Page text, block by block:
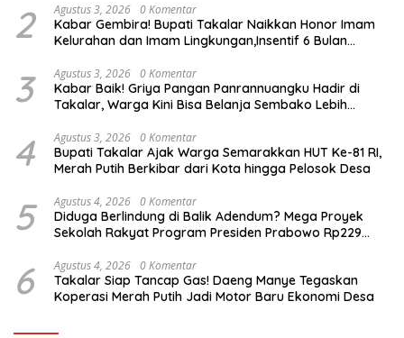
2 Agustus 3, 2026 0 Komentar
Kabar Gembira! Bupati Takalar Naikkan Honor Imam
Kelurahan dan Imam Lingkungan,Insentif 6 Bulan
3 Agustus 3, 2026 0 Komentar
Kabar Baik! Griya Pangan Panrannuangku Hadir di
Takalar, Warga Kini Bisa Belanja Sembako Lebih
4 Agustus 3, 2026 0 Komentar
Bupati Takalar Ajak Warga Semarakkan HUT Ke-81 RI,
Merah Putih Berkibar dari Kota hingga Pelosok Desa
5 Agustus 4, 2026 0 Komentar
Diduga Berlindung di Balik Adendum? Mega Proyek
Sekolah Rakyat Program Presiden Prabowo Rp229
6 Agustus 4, 2026 0 Komentar
Takalar Siap Tancap Gas! Daeng Manye Tegaskan
Koperasi Merah Putih Jadi Motor Baru Ekonomi Desa